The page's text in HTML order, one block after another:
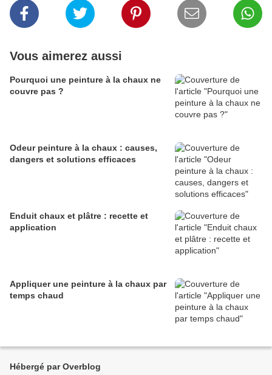
Vous aimerez aussi
Pourquoi une peinture à la chaux ne
couvre pas ?
Odeur peinture à la chaux : causes,
dangers et solutions efficaces
Enduit chaux et plâtre : recette et
application
Appliquer une peinture à la chaux par
temps chaud
Hébergé par Overblog